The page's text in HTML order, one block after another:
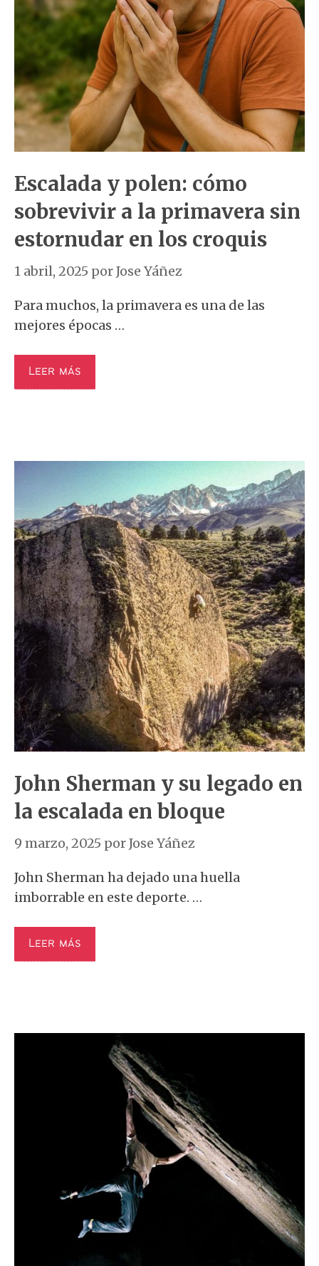
Escalada y polen: cómo
sobrevivir a la primavera sin
estornudar en los croquis
1 abril, 2025 porJose Yáñez
Para muchos, la primavera es una de las
mejores épocas …
Leer más
John Sherman y su legado en
la escalada en bloque
9 marzo, 2025 porJose Yáñez
John Sherman ha dejado una huella
imborrable en este deporte. …
Leer más